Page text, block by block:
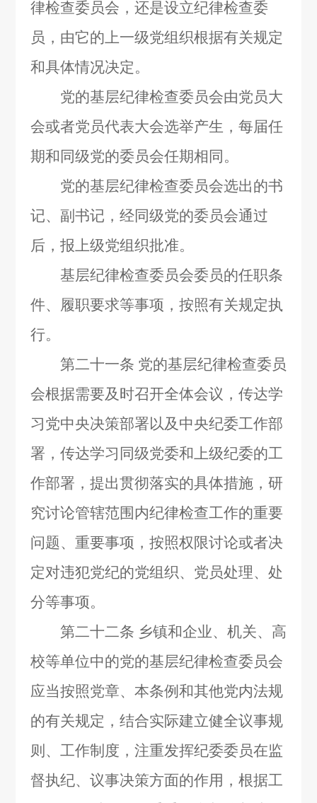
律检查委员会，还是设立纪律检查委
员，由它的上一级党组织根据有关规定
和具体情况决定。
党的基层纪律检查委员会由党员大
会或者党员代表大会选举产生，每届任
期和同级党的委员会任期相同。
党的基层纪律检查委员会选出的书
记、副书记，经同级党的委员会通过
后，报上级党组织批准。
基层纪律检查委员会委员的任职条
件、履职要求等事项，按照有关规定执
行。
第二十一条 党的基层纪律检查委员
会根据需要及时召开全体会议，传达学
习党中央决策部署以及中央纪委工作部
署，传达学习同级党委和上级纪委的工
作部署，提出贯彻落实的具体措施，研
究讨论管辖范围内纪律检查工作的重要
问题、重要事项，按照权限讨论或者决
定对违犯党纪的党组织、党员处理、处
分等事项。
第二十二条 乡镇和企业、机关、高
校等单位中的党的基层纪律检查委员会
应当按照党章、本条例和其他党内法规
的有关规定，结合实际建立健全议事规
则、工作制度，注重发挥纪委委员在监
督执纪、议事决策方面的作用，根据工